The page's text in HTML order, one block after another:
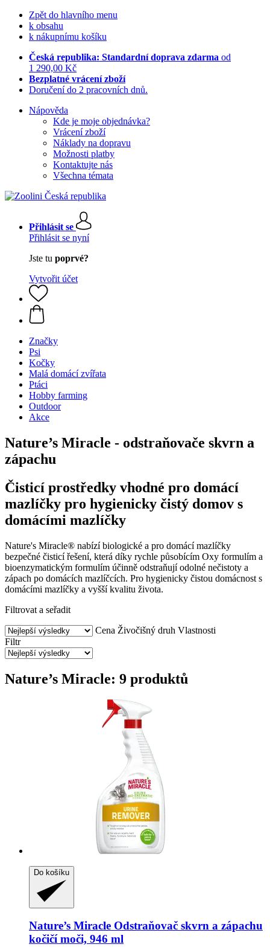
Zpět do hlavního menu
k obsahu
k nákupnímu košíku
Česká republika: Standardní doprava zdarma od
1 290,00 Kč
Bezplatné vrácení zboží
Doručení do 2 pracovních dnů.
Nápověda
Kde je moje objednávka?
Vrácení zboží
Náklady na dopravu
Možnosti platby
Kontaktujte nás
Všechna témata
Přihlásit se
Přihlásit se nyní
Jste tu poprvé?
Vytvořit účet
Značky
Psi
Kočky
Malá domácí zvířata
Ptáci
Hobby farming
Outdoor
Akce
Nature’s Miracle - odstraňovače skvrn a
zápachu
Čisticí prostředky vhodné pro domácí
mazlíčky pro hygienicky čistý domov s
domácími mazlíčky
Nature's Miracle® nabízí biologické a pro domácí mazlíčky
bezpečné čisticí řešení, která díky rychle působícím Oxy formulím a
bioenzymatickým formulím účinně odstraňují odolné nečistoty a
zápach po domácích mazlíčcích. Pro hygienicky čistou domácnost s
domácími mazlíčky a vyšší kvalitu života.
Filtrovat a seřadit
Cena Živočišný druh Vlastnosti
Filtr
Nature’s Miracle: 9 produktů
Do košíku
Nature’s Miracle Odstraňovač skvrn a zápachu
kočičí moči, 946 ml